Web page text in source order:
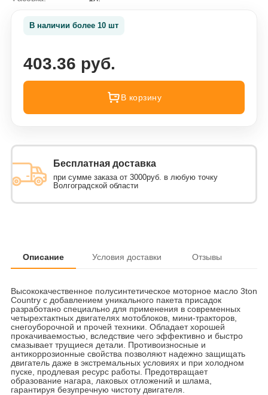
В наличии более 10 шт
403.36 руб.
В корзину
Бесплатная доставка
при сумме заказа от 3000руб. в любую точку
Волгоградской области
Описание Условия доставки Отзывы
Высококачественное полусинтетическое моторное масло 3ton
Country с добавлением уникального пакета присадок
разработано специально для применения в современных
четырехтактных двигателях мотоблоков, мини-тракторов,
снегоуборочной и прочей техники. Обладает хорошей
прокачиваемостью, вследствие чего эффективно и быстро
смазывает трущиеся детали. Противоизносные и
антикоррозионные свойства позволяют надежно защищать
двигатель даже в экстремальных условиях и при холодном
пуске, продлевая ресурс работы. Предотвращает
образование нагара, лаковых отложений и шлама,
гарантируя безупречную чистоту двигателя.